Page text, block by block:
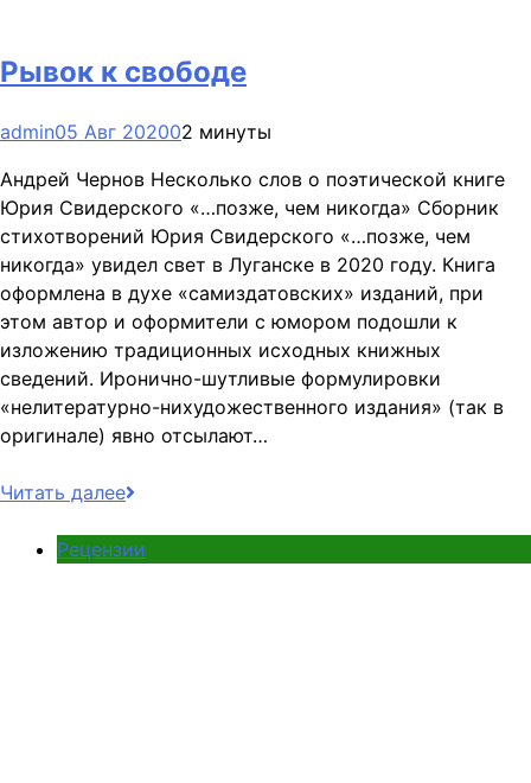
Рывок к свободе
admin05 Авг 202002 минуты
Андрей Чернов Несколько слов о поэтической книге
Юрия Свидерского «…позже, чем никогда» Сборник
стихотворений Юрия Свидерского «…позже, чем
никогда» увидел свет в Луганске в 2020 году. Книга
оформлена в духе «самиздатовских» изданий, при
этом автор и оформители с юмором подошли к
изложению традиционных исходных книжных
сведений. Иронично-шутливые формулировки
«нелитературно-нихудожественного издания» (так в
оригинале) явно отсылают…
Читать далее
Рецензии